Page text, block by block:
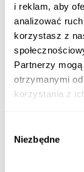
i reklam, aby
analizować
korzystasz z
Partnerzy
otrzymanymi
korzystania z
zgody
Niezbędne